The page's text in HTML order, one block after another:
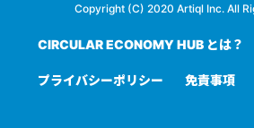
Copyright (C) 2020 Artiql Inc. All
CIRCULAR ECONOMY HUB とは？
プライバシーポリシー 免責事項